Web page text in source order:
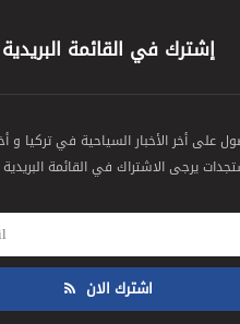
إشترك في القائمة البريدية
على أخر الأخبار السياحية في تركيا و
يرجى الاشتراك في القائمة البريدية
اشترك الان